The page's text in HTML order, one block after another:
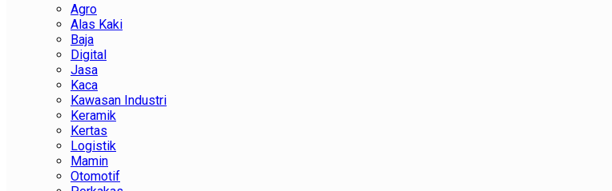
Agro
Alas Kaki
Baja
Digital
Jasa
Kaca
Kawasan Industri
Keramik
Kertas
Logistik
Mamin
Otomotif